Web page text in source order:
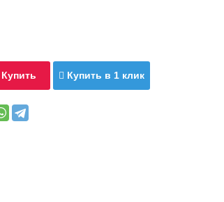
Купить Купить в 1 клик